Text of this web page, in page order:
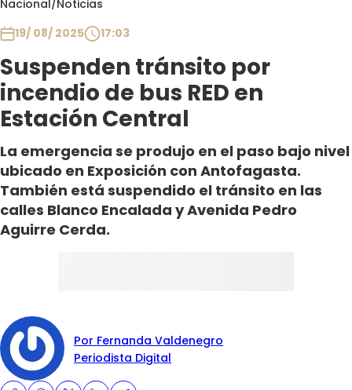
Nacional/Noticias
19/ 08/ 2025
17:03
Suspenden tránsito por
incendio de bus RED en
Estación Central
La emergencia se produjo en el paso bajo nivel
ubicado en Exposición con Antofagasta.
También está suspendido el tránsito en las
calles Blanco Encalada y Avenida Pedro
Aguirre Cerda.
Por Fernanda Valdenegro
Periodista Digital
Club De La Comedia
Contigo en Directo
Plan Perfecto
El Tiempo
Sabingo
Todos Los Programas